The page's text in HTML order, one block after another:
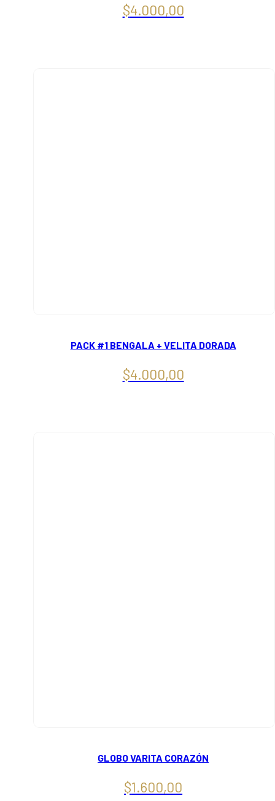
$4.000,00
PACK #1 BENGALA + VELITA DORADA
$4.000,00
GLOBO VARITA CORAZÓN
$1.600,00